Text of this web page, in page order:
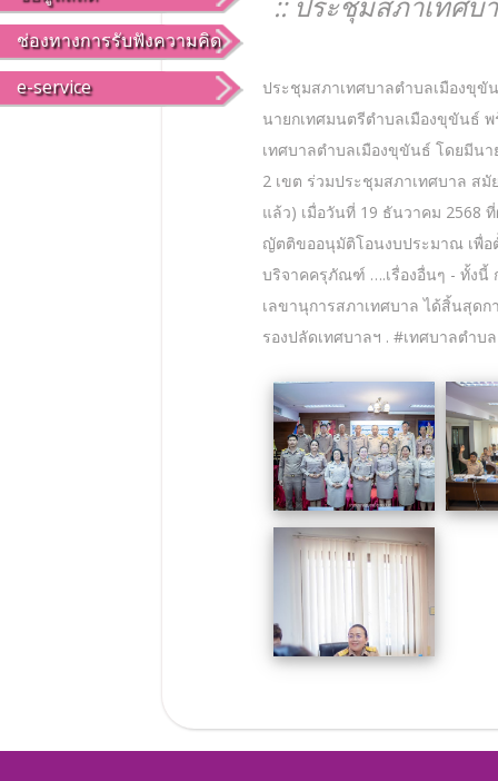
ช่องทางการรับฟังความคิด
e-service
ประชุมสภาเทศบาลตำบลเมืองขุขั
นายกเทศมนตรีตำบลเมืองขุขันธ์
เทศบาลตำบลเมืองขุขันธ์ โดยมีน
2 เขต ร่วมประชุมสภาเทศบาล ส
แล้ว) เมื่อวันที่ 19 ธันวาคม 2568
ญัตติขออนุมัติโอนงบประมาณ เพื่
บริจาคครุภัณฑ์ ….เรื่องอื่นๆ - ทั้งนี้
เลขานุการสภาเทศบาล ได้สิ้นสุด
รองปลัดเทศบาลฯ . #เทศบาลตำ